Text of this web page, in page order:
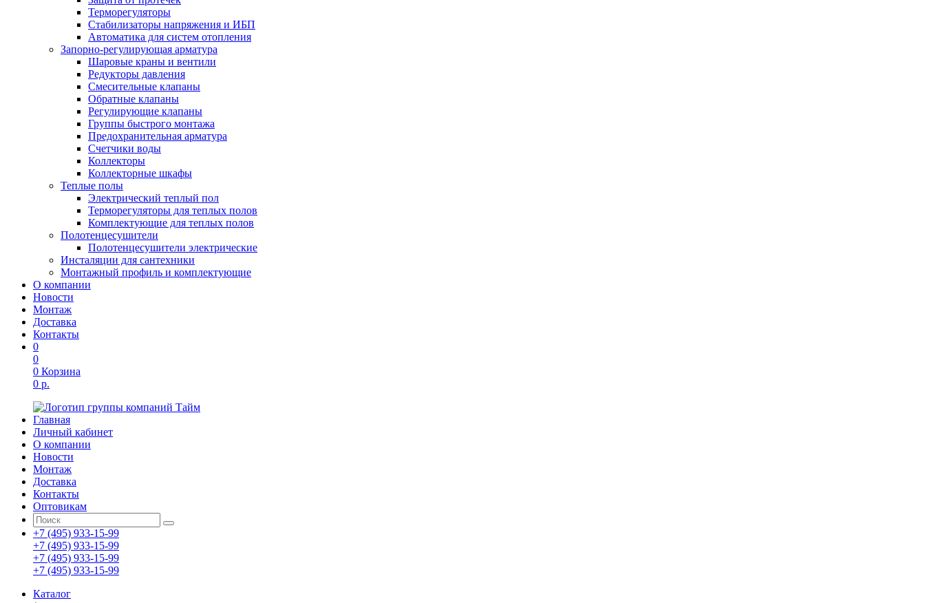
Терморегуляторы
Стабилизаторы напряжения и ИБП
Автоматика для систем отопления
Запорно-регулирующая арматура
Шаровые краны и вентили
Редукторы давления
Смесительные клапаны
Обратные клапаны
Регулирующие клапаны
Группы быстрого монтажа
Предохранительная арматура
Счетчики воды
Коллекторы
Коллекторные шкафы
Теплые полы
Электрический теплый пол
Терморегуляторы для теплых полов
Комплектующие для теплых полов
Полотенцесушители
Полотенцесушители электрические
Инсталяции для сантехники
Монтажный профиль и комплектующие
О компании
Новости
Монтаж
Доставка
Контакты
0
0
0 Корзина
0 р.
Главная
Личный кабинет
О компании
Новости
Монтаж
Доставка
Контакты
Оптовикам
+7 (495) 933-15-99
+7 (495) 933-15-99
+7 (495) 933-15-99
+7 (495) 933-15-99
Каталог